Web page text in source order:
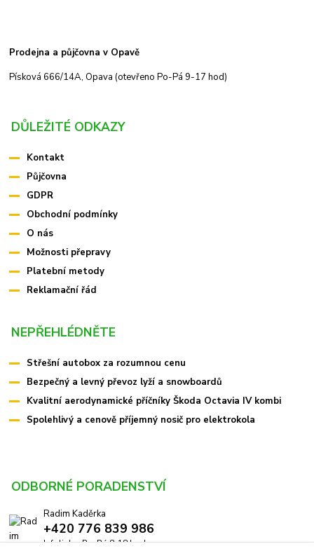
Prodejna a půjčovna v Opavě
Písková 666/14A, Opava (otevřeno Po-Pá 9-17 hod)
DŮLEŽITÉ ODKAZY
Kontakt
Půjčovna
GDPR
Obchodní podmínky
O nás
Možnosti přepravy
Platební metody
Reklamační řád
NEPŘEHLÉDNĚTE
Střešní autobox za rozumnou cenu
Bezpečný a levný převoz lyží a snowboardů
Kvalitní aerodynamické příčníky Škoda Octavia IV kombi
Spolehlivý a cenově příjemný nosič pro elektrokola
ODBORNÉ PORADENSTVÍ
Radim Kaděrka
+420 776 839 986
Infolinka: Po-Pá 8-18 hod.